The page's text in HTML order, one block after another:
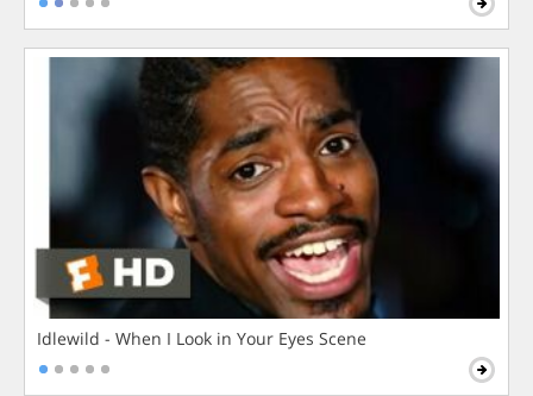
Idlewild - When I Look in Your Eyes Scene